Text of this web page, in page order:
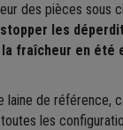
des pièces sous
stopper les
fraîcheur en été
laine de référence,
les